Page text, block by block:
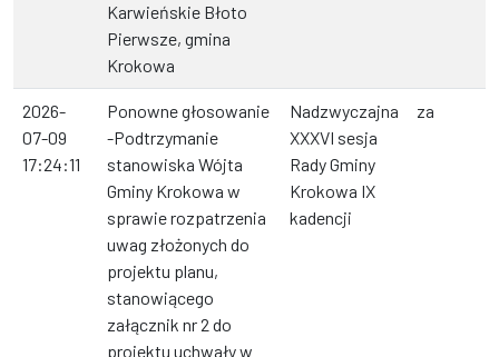
Karwieńskie Błoto
Pierwsze, gmina
Krokowa
2026-
07-09
17:24:11
Ponowne głosowanie
-Podtrzymanie
stanowiska Wójta
Gminy Krokowa w
sprawie rozpatrzenia
uwag złożonych do
projektu planu,
stanowiącego
załącznik nr 2 do
projektu uchwały w
Nadzwyczajna
XXXVI sesja
Rady Gminy
Krokowa IX
kadencji
za